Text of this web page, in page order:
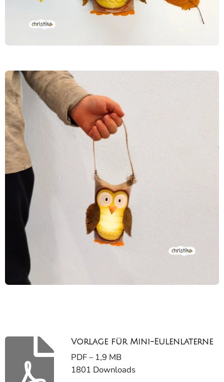
Vorlage für Mini-Eulenlaterne
PDF – 1,9 MB
1801 Downloads